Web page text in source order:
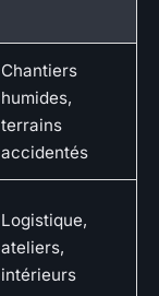
Chantiers
humides,
terrains
accidentés
Logistique,
ateliers,
intérieurs